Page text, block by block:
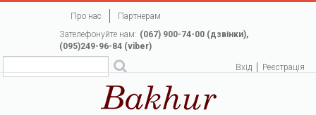
Про нас
Партнерам
Зателефонуйте нам: (067) 900-74-00 (дзвінки),
(095)249-96-84 (viber)
Вхід Реєстрація